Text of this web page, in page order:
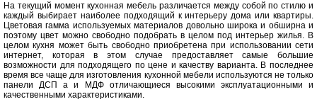
На текущий момент кухонная мебель различается между собой по стилю и
каждый выбирает наиболее подходящий к интерьеру дома или квартиры.
Цветовая гамма используемых материалов довольно широка и обширна и
поэтому цвет можно свободно подобрать в целом под интерьер жилья. В
целом кухня может быть свободно приобретена при использовании сети
интернет, которая в этом случае предоставляет самые большие
возможности для подходящего по цене и качеству варианта. В последнее
время все чаще для изготовления кухонной мебели используются не только
панели ДСП а и МДФ отличающиеся высокими эксплуатационными и
качественными характеристиками.